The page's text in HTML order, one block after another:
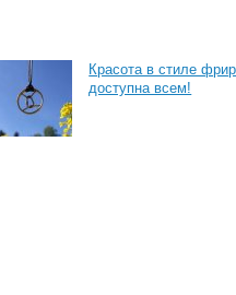
Красота в стиле
доступна всем!